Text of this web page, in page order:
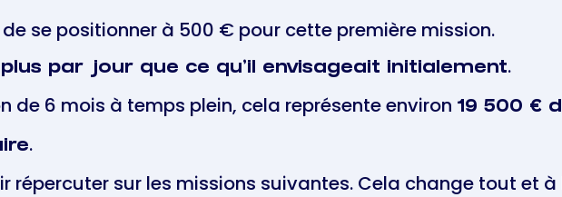
se positionner à 500 € pour cette première mission.
plus par jour que ce qu'il envisageait initialement.
de 6 mois à temps plein, cela représente environ 19 500 €
.
répercuter sur les missions suivantes. Cela change tout et